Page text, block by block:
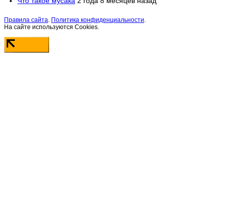
Правила сайта. Политика конфиденциальности.
На сайте используются Cookies.